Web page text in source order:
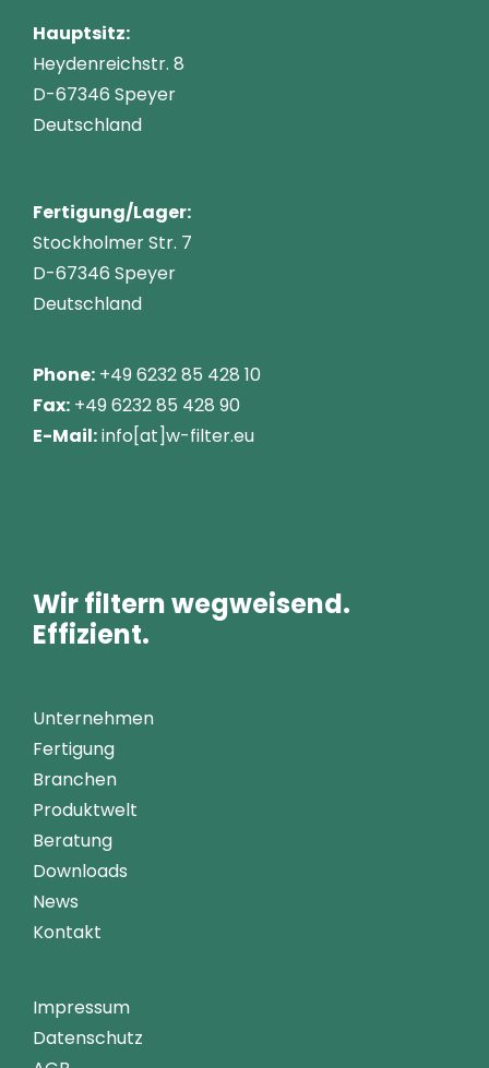
Hauptsitz:
Heydenreichstr. 8
D-67346 Speyer
Deutschland
Fertigung/Lager:
Stockholmer Str. 7
D-67346 Speyer
Deutschland
Phone:+49 6232 85 428 10
Fax:+49 6232 85 428 90
E-Mail:info[at]w-filter.eu
Wir filtern wegweisend.
Effizient.
Unternehmen
Fertigung
Branchen
Produktwelt
Beratung
Downloads
News
Kontakt
Impressum
Datenschutz